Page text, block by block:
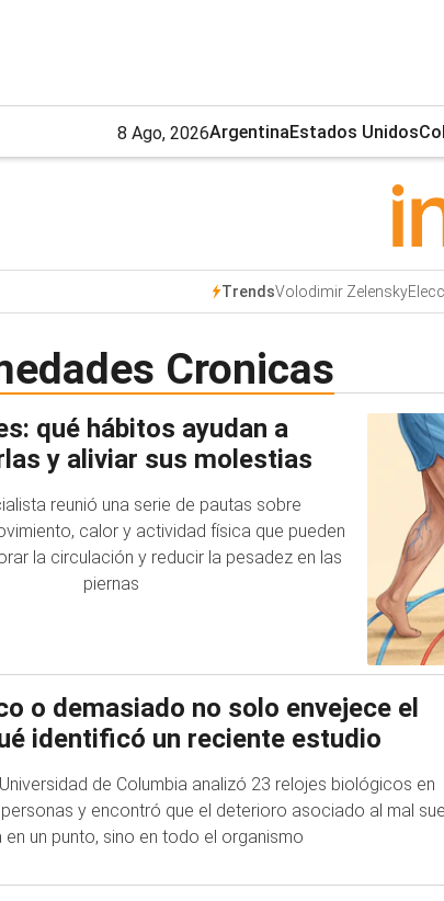
8 Ago, 2026ArgentinaEstados Unidos
TrendsVolodimir Zelensky
Cronicas
qué hábitos ayudan a
y aliviar sus molestias
reunió una serie de pautas sobre
calor y actividad física que pueden
la circulación y reducir la pesadez en las
piernas
o demasiado no solo envejece el
identificó un reciente estudio
de Columbia analizó 23 relojes biológicos en
y encontró que el deterioro asociado al mal
un punto, sino en todo el organismo